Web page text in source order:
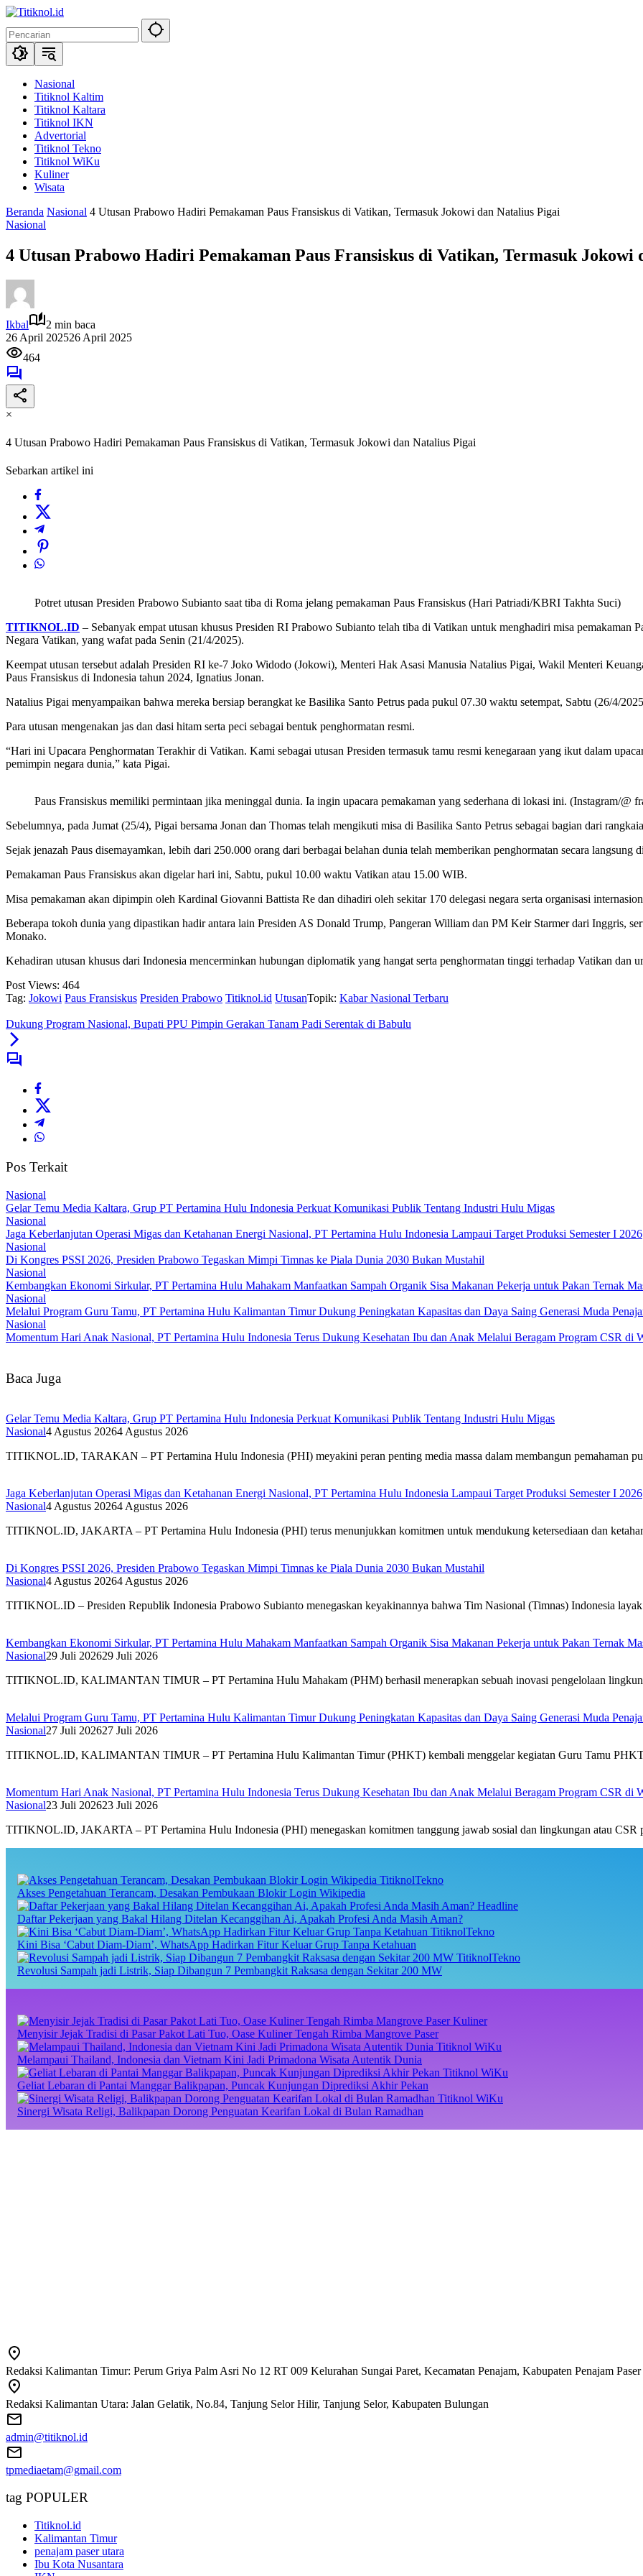
Langsung
konten
Nasional
Titiknol Kaltim
Titiknol Kaltara
Titiknol IKN
Advertorial
Titiknol Tekno
Titiknol WiKu
Kuliner
Wisata
Beranda Nasional 4 Utusan Prabowo Hadiri Pemakaman Paus Fransiskus di Vatikan, Termasuk Jokowi dan Natalius Pigai
Nasional
4 Utusan Prabowo Hadiri Pemakaman Paus Fransiskus di Vatikan, Termasuk Jokowi
Ikbal
2 min baca
26 April 202526 April 2025
464
×
4 Utusan Prabowo Hadiri Pemakaman Paus Fransiskus di Vatikan, Termasuk Jokowi dan Natalius Pigai
Sebarkan artikel ini
Potret utusan Presiden Prabowo Subianto saat tiba di Roma jelang pemakaman Paus Fransiskus (Hari Patriadi/KBRI Takhta Suci)
TITIKNOL.ID – Sebanyak empat utusan khusus Presiden RI Prabowo Subianto telah tiba di Vatikan untuk menghadiri misa pemakaman
Negara Vatikan, yang wafat pada Senin (21/4/2025).
Keempat utusan tersebut adalah Presiden RI ke-7 Joko Widodo (Jokowi), Menteri Hak Asasi Manusia Natalius Pigai, Wakil Menteri
Paus Fransiskus di Indonesia tahun 2024, Ignatius Jonan.
Natalius Pigai menyampaikan bahwa mereka bersiap berangkat ke Basilika Santo Petrus pada pukul 07.30 waktu setempat, Sabtu (26/4/
Para utusan mengenakan jas dan dasi hitam serta peci sebagai bentuk penghormatan resmi.
“Hari ini Upacara Penghormatan Terakhir di Vatikan. Kami sebagai utusan Presiden termasuk tamu resmi kenegaraan yang ikut dalam
pemimpin negara dunia,” kata Pigai.
Paus Fransiskus memiliki permintaan jika meninggal dunia. Ia ingin upacara pemakaman yang sederhana di lokasi ini. (Instagram/@
Sebelumnya, pada Jumat (25/4), Pigai bersama Jonan dan Thomas telah mengikuti misa di Basilika Santo Petrus sebagai bagian dari
Sejak jenazah Paus disemayamkan, lebih dari 250.000 orang dari berbagai belahan dunia telah memberikan penghormatan secara langsung
Pemakaman Paus Fransiskus akan digelar hari ini, Sabtu, pukul 10.00 waktu Vatikan atau 15.00 WIB.
Misa pemakaman akan dipimpin oleh Kardinal Giovanni Battista Re dan dihadiri oleh sekitar 170 delegasi negara serta organisasi
Beberapa tokoh dunia yang dipastikan hadir antara lain Presiden AS Donald Trump, Pangeran William dan PM Keir Starmer dari Inggris,
Monako.
Kehadiran utusan khusus dari Indonesia mencerminkan hubungan diplomatik yang hangat serta penghormatan tinggi terhadap Vatikan dan
Post Views: 464
Tag: Jokowi Paus Fransiskus Presiden Prabowo Titiknol.id UtusanTopik: Kabar Nasional Terbaru
Dukung Program Nasional, Bupati PPU Pimpin Gerakan Tanam Padi Serentak di Babulu
Pos Terkait
Nasional
Gelar Temu Media Kaltara, Grup PT Pertamina Hulu Indonesia Perkuat Komunikasi Publik Tentang Industri Hulu Migas
Nasional
Jaga Keberlanjutan Operasi Migas dan Ketahanan Energi Nasional, PT Pertamina Hulu Indonesia Lampaui Target Produksi Semester I 2026‎
Nasional
Di Kongres PSSI 2026, Presiden Prabowo Tegaskan Mimpi Timnas ke Piala Dunia 2030 Bukan Mustahil
Nasional
Kembangkan Ekonomi Sirkular, PT Pertamina Hulu Mahakam Manfaatkan Sampah Organik Sisa Makanan Pekerja untuk Pakan Ternak
Nasional
Melalui Program Guru Tamu, PT Pertamina Hulu Kalimantan Timur Dukung Peningkatan Kapasitas dan Daya Saing Generasi Muda
Nasional
Momentum Hari Anak Nasional, PT Pertamina Hulu Indonesia Terus Dukung Kesehatan Ibu dan Anak Melalui Beragam Program CSR di
Baca Juga
Gelar Temu Media Kaltara, Grup PT Pertamina Hulu Indonesia Perkuat Komunikasi Publik Tentang Industri Hulu Migas
Nasional4 Agustus 20264 Agustus 2026
TITIKNOL.ID, TARAKAN – PT Pertamina Hulu Indonesia (PHI) meyakini peran penting media massa dalam membangun pemahaman
Jaga Keberlanjutan Operasi Migas dan Ketahanan Energi Nasional, PT Pertamina Hulu Indonesia Lampaui Target Produksi Semester I 2026‎
Nasional4 Agustus 20264 Agustus 2026
TITIKNOL.ID, JAKARTA – PT Pertamina Hulu Indonesia (PHI) terus menunjukkan komitmen untuk mendukung ketersediaan dan
Di Kongres PSSI 2026, Presiden Prabowo Tegaskan Mimpi Timnas ke Piala Dunia 2030 Bukan Mustahil
Nasional4 Agustus 20264 Agustus 2026
TITIKNOL.ID – Presiden Republik Indonesia Prabowo Subianto menegaskan keyakinannya bahwa Tim Nasional (Timnas) Indonesia
Kembangkan Ekonomi Sirkular, PT Pertamina Hulu Mahakam Manfaatkan Sampah Organik Sisa Makanan Pekerja untuk Pakan Ternak
Nasional29 Juli 202629 Juli 2026
TITIKNOL.ID, KALIMANTAN TIMUR – PT Pertamina Hulu Mahakam (PHM) berhasil menerapkan sebuah inovasi pengelolaan
Melalui Program Guru Tamu, PT Pertamina Hulu Kalimantan Timur Dukung Peningkatan Kapasitas dan Daya Saing Generasi Muda
Nasional27 Juli 202627 Juli 2026
TITIKNOL.ID, KALIMANTAN TIMUR – PT Pertamina Hulu Kalimantan Timur (PHKT) kembali menggelar kegiatan Guru Tamu
Momentum Hari Anak Nasional, PT Pertamina Hulu Indonesia Terus Dukung Kesehatan Ibu dan Anak Melalui Beragam Program CSR di
Nasional23 Juli 202623 Juli 2026
TITIKNOL.ID, JAKARTA – PT Pertamina Hulu Indonesia (PHI) menegaskan komitmen tanggung jawab sosial dan lingkungan atau CSR
TitiknolTekno
Akses Pengetahuan Terancam, Desakan Pembukaan Blokir Login Wikipedia
Headline
Daftar Pekerjaan yang Bakal Hilang Ditelan Kecanggihan Ai, Apakah Profesi Anda Masih Aman?
TitiknolTekno
Kini Bisa ‘Cabut Diam-Diam’, WhatsApp Hadirkan Fitur Keluar Grup Tanpa Ketahuan
TitiknolTekno
Revolusi Sampah jadi Listrik, Siap Dibangun 7 Pembangkit Raksasa dengan Sekitar 200 MW
Kuliner
Menyisir Jejak Tradisi di Pasar Pakot Lati Tuo, Oase Kuliner Tengah Rimba Mangrove Paser
Titiknol WiKu
Melampaui Thailand, Indonesia dan Vietnam Kini Jadi Primadona Wisata Autentik Dunia
Titiknol WiKu
Geliat Lebaran di Pantai Manggar Balikpapan, Puncak Kunjungan Diprediksi Akhir Pekan
Titiknol WiKu
Sinergi Wisata Religi, Balikpapan Dorong Penguatan Kearifan Lokal di Bulan Ramadhan
Redaksi Kalimantan Timur: Perum Griya Palm Asri No 12 RT 009 Kelurahan Sungai Paret, Kecamatan Penajam, Kabupaten Penajam Paser
Redaksi Kalimantan Utara: Jalan Gelatik, No.84, Tanjung Selor Hilir, Tanjung Selor, Kabupaten Bulungan
admin@titiknol.id
tpmediaetam@gmail.com
tag POPULER
Titiknol.id
Kalimantan Timur
penajam paser utara
Ibu Kota Nusantara